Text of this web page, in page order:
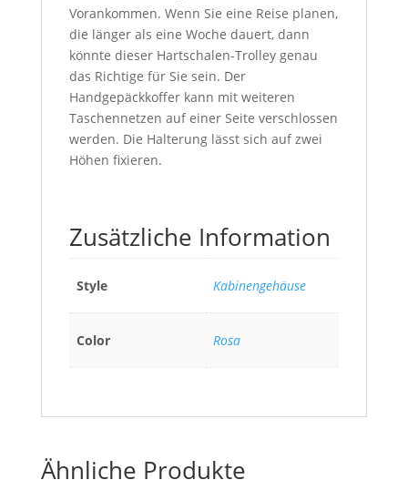
Vorankommen. Wenn Sie eine Reise planen,
die länger als eine Woche dauert, dann
könnte dieser Hartschalen-Trolley genau
das Richtige für Sie sein. Der
Handgepäckkoffer kann mit weiteren
Taschennetzen auf einer Seite verschlossen
werden. Die Halterung lässt sich auf zwei
Höhen fixieren.
Zusätzliche Information
Style Kabinengehäuse
Color Rosa
Ähnliche Produkte